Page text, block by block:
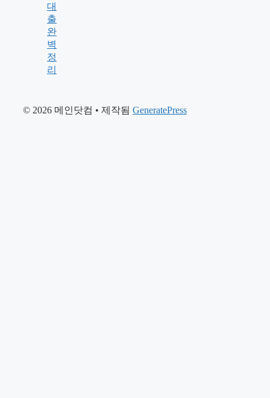
대
출
완
벽
정
리
© 2026 메인닷컴 • 제작됨 GeneratePress